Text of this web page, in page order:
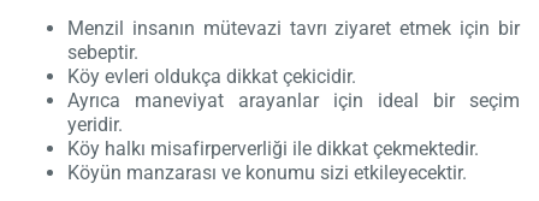
Menzil insanın mütevazi tavrı ziyaret etmek için bir
sebeptir.
Köy evleri oldukça dikkat çekicidir.
Ayrıca maneviyat arayanlar için ideal bir seçim
yeridir.
Köy halkı misafirperverliği ile dikkat çekmektedir.
Köyün manzarası ve konumu sizi etkileyecektir.